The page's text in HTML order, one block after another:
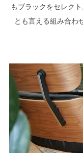
もブラックをセレク
とも言える組み合わ